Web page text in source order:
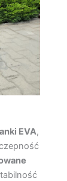
EVA,